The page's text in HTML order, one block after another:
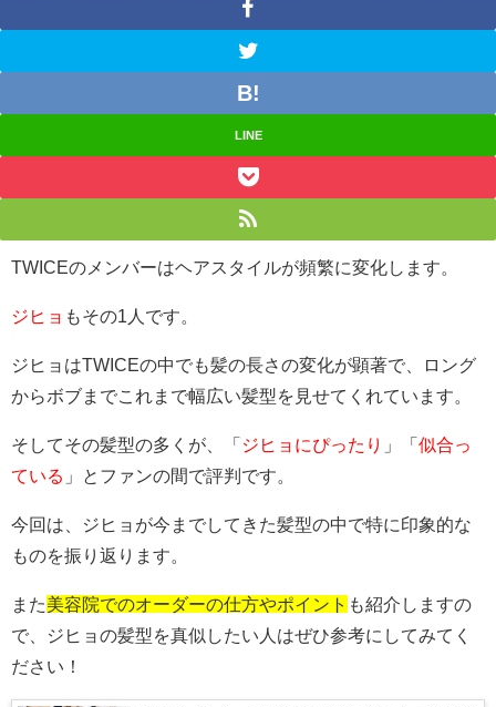
LINE
TWICEのメンバーはヘアスタイルが頻繁に変化します。
ジヒョ もその1人です。
ジヒョはTWICEの中でも髪の長さの変化が顕著で、ロング
からボブまでこれまで幅広い髪型を見せてくれています。
そしてその髪型の多くが、「 ジヒョにぴったり 」「 似合っ
ている 」とファンの間で評判です。
今回は、ジヒョが今までしてきた髪型の中で特に印象的な
ものを振り返ります。
また美容院でのオーダーの仕方やポイント も紹介しますの
で、ジヒョの髪型を真似したい人はぜひ参考にしてみてく
ださい！